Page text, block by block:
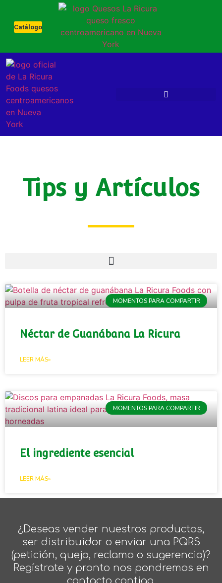
Catálogo
Tips y Artículos
MOMENTOS PARA COMPARTIR
Néctar de Guanábana La Ricura
LEER MÁS»
MOMENTOS PARA COMPARTIR
El ingrediente esencial
LEER MÁS»
¿Deseas vender nuestros productos,
ser distribuidor o enviar una PQRS
(petición, queja, reclamo o sugerencia)?
Regístrate y pronto nos pondremos en